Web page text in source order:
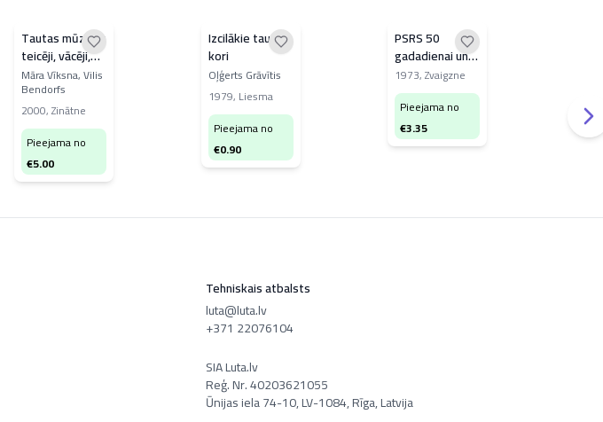
Tautas mūzikas
teicēji, vācēji,
pētnieki
Māra Vīksna, Vilis
Bendorfs
2000,Zinātne
Pieejama no
€5.00
Izcilākie tautas
kori
Oļģerts Grāvītis
1979, Liesma
Pieejama no
€0.90
PSRS 50
gadadienai un
Dziesmu svētku
simtgadei
veltītie
padomju
Latvijas
1973,Zvaigzne
Pieejama no
€3.35
Tehniskais atbalsts
luta@luta.lv
+371 22076104
SIA Luta.lv
Reģ. Nr. 40203621055
Ūnijas iela 74-10, LV-1084, Rīga, Latvija